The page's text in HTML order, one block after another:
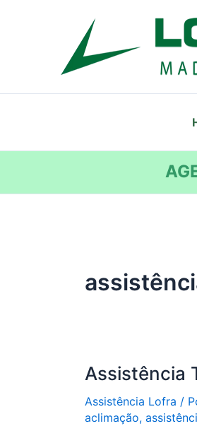
Assistência
Assistência Lofra /
aclimação,